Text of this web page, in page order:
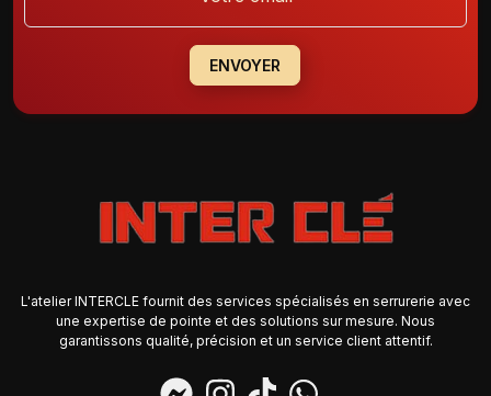
ENVOYER
L'atelier INTERCLE fournit des services spécialisés en serrurerie avec
une expertise de pointe et des solutions sur mesure. Nous
garantissons qualité, précision et un service client attentif.